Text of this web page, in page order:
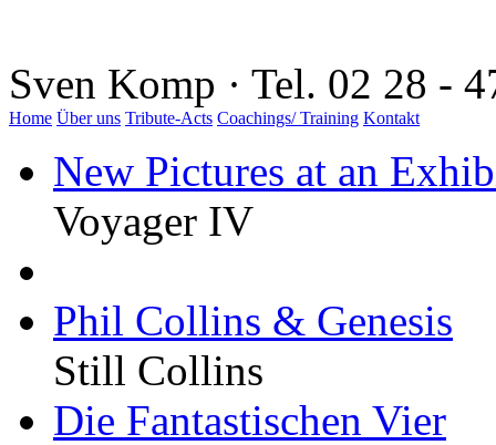
Sven Komp · Tel. 02 28 -
Home Über uns Tribute-Acts Coachings/ Training Kontakt
New Pictures at an
Voyager IV
Phil Collins & Genesis
Still Collins
Die Fantastischen Vier